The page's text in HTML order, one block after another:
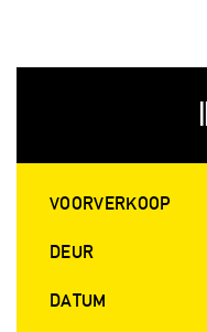
VOORVERKOOP
DEUR
DATUM